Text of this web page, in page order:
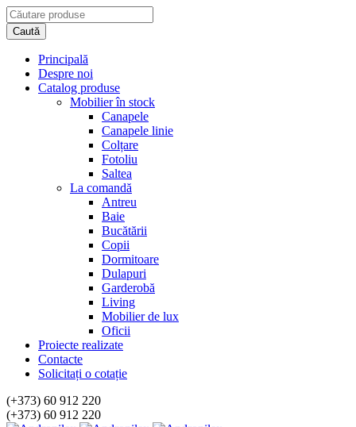
Principală
Despre noi
Catalog produse
Mobilier în stock
Canapele
Canapele linie
Colțare
Fotoliu
Saltea
La comandă
Antreu
Baie
Bucătării
Copii
Dormitoare
Dulapuri
Garderobă
Living
Mobilier de lux
Oficii
Proiecte realizate
Contacte
Solicitați o cotație
(+373) 60 912 220
(+373) 60 912 220